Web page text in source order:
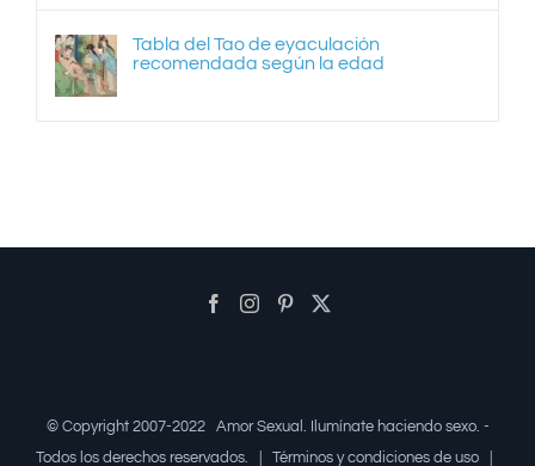
Tabla del Tao de eyaculación
recomendada según la edad
© Copyright 2007-2022 Amor Sexual . Ilumínate haciendo sexo. -
Todos los derechos reservados. | Términos y condiciones de uso